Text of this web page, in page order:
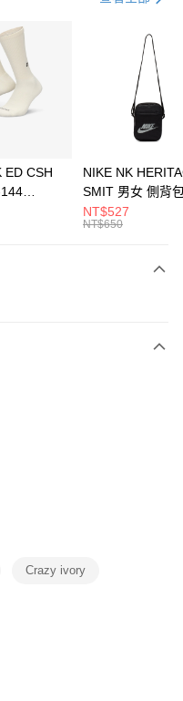
21家銀行
第一商業銀行
彰化商業銀行
將跳轉至「AFTEE先享後付」
。
中的連結，可透過四大超商／
為交易完成。
結帳頁面顯示為準，若有關於
問，請聯繫「AFTEE先享後付
support/home
先享後付」服務完成之交
並將交易相關給付款項請求債
費
費
費
ED CSH
女 短統襪
NIKE NK
SMIT 男女 側背
BA5871010
NT$527
NT$650
Crazy ivory